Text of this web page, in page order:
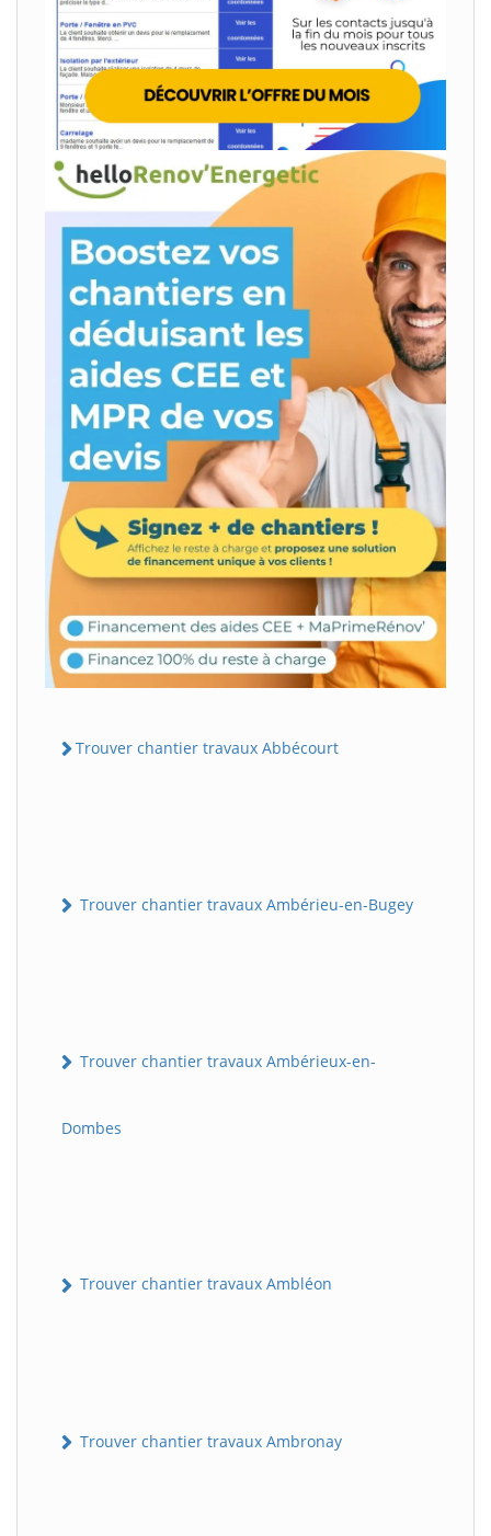
Trouver chantier travaux Abbécourt
Trouver chantier travaux Ambérieu-en-Bugey
Trouver chantier travaux Ambérieux-en-
Dombes
Trouver chantier travaux Ambléon
Trouver chantier travaux Ambronay